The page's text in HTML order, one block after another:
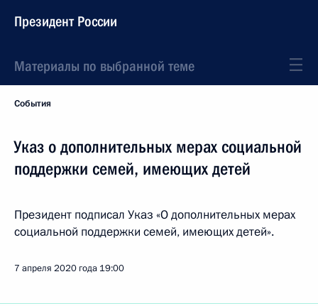
Президент России
Материалы по выбранной теме
События
Указ о дополнительных мерах социальной
поддержки семей, имеющих детей
Президент подписал Указ «О дополнительных мерах
социальной поддержки семей, имеющих детей».
7 апреля 2020 года 19:00